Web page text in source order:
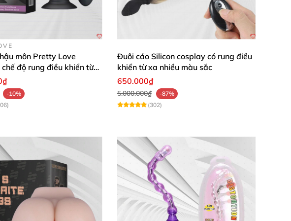
sướng.
khôngđược dùngquá bạo lực hay cương bức người khác.
môn Pretty Love
độ rung điều khiển từ
-10%
Đuôi cáo Silicon cosplay có rung điều
khiển từ xa nhiều màu sắc
650.000₫
5.000.000₫
-87%
(302)